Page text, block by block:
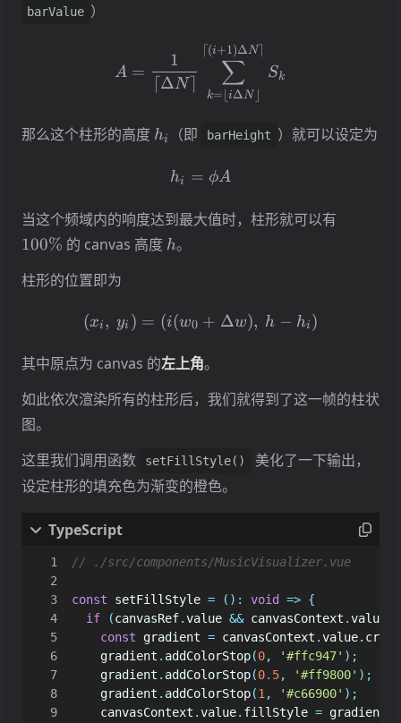
barValue ）
A = \frac{1}{\lceil
A =
⌈ΔN⌉
1
k= ⌊iΔN⌋
∑
⌈(i+1)ΔN⌉
Sk
那么这个柱形的高度 h_i
hi （即 barHeight ）就可以设定为
h_i = \phi A
hi = ϕA
当这个频域内的响度达到最大值时，柱形就可以有
100% 的 canvas 高度 h
h。
柱形的位置即为
(x_i,\ y_i) =
(xi , yi ) = (i(w0 + Δw), h − hi )
其中原点为 canvas 的左上角。
如此依次渲染所有的柱形后，我们就得到了这一帧的柱状
图。
这里我们调用函数
setFillStyle()
美化了一下输出，
设定柱形的填充色为渐变的橙色。
const setFillStyle = () : void => {
if
(canvasRef.value && canvasContext .value
const
gradient = canvasContext .value.
gradient . addColorStop(0, '#ffc947' );
gradient . addColorStop(0.5, '#ff9800' );
gradient . addColorStop(1 , '#c66900' );
canvasContext .value. fillStyle = gradient